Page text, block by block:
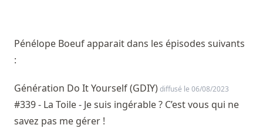
Pénélope Boeuf apparait dans les épisodes suivants
:
Génération Do It Yourself (GDIY)diffusé le 06/08/2023
#339 - La Toile - Je suis ingérable ? C’est vous qui ne
savez pas me gérer !